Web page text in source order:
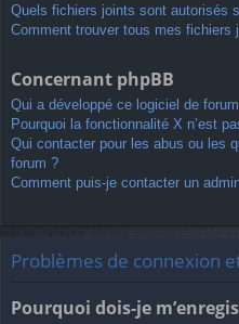
Quels fichiers joints sont autorisés
Comment trouver tous mes fichiers
Concernant phpBB
Qui a développé ce logiciel de
Pourquoi la fonctionnalité X n’est
Qui contacter pour les abus ou les
forum ?
Comment puis-je contacter un
Problèmes de connexion
Pourquoi dois-je